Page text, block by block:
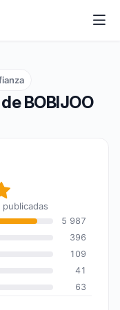
BOBIJOO
global: 9,7
5 987
396
109
41
63